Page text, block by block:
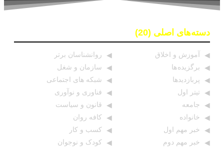
دسته‌های اصلی (20)
آموزش و اخلاق
برگزیده ها
پربازدیدها
تیتر اول
جامعه
خانواده
خبر مهم اول
خبر مهم دوم
روانشناسان برتر
سازمان و شغل
شبکه های اجتماعی
فناوری و نوآوری
قانون و سیاست
کافه روان
کسب و کار
کودک و نوجوان